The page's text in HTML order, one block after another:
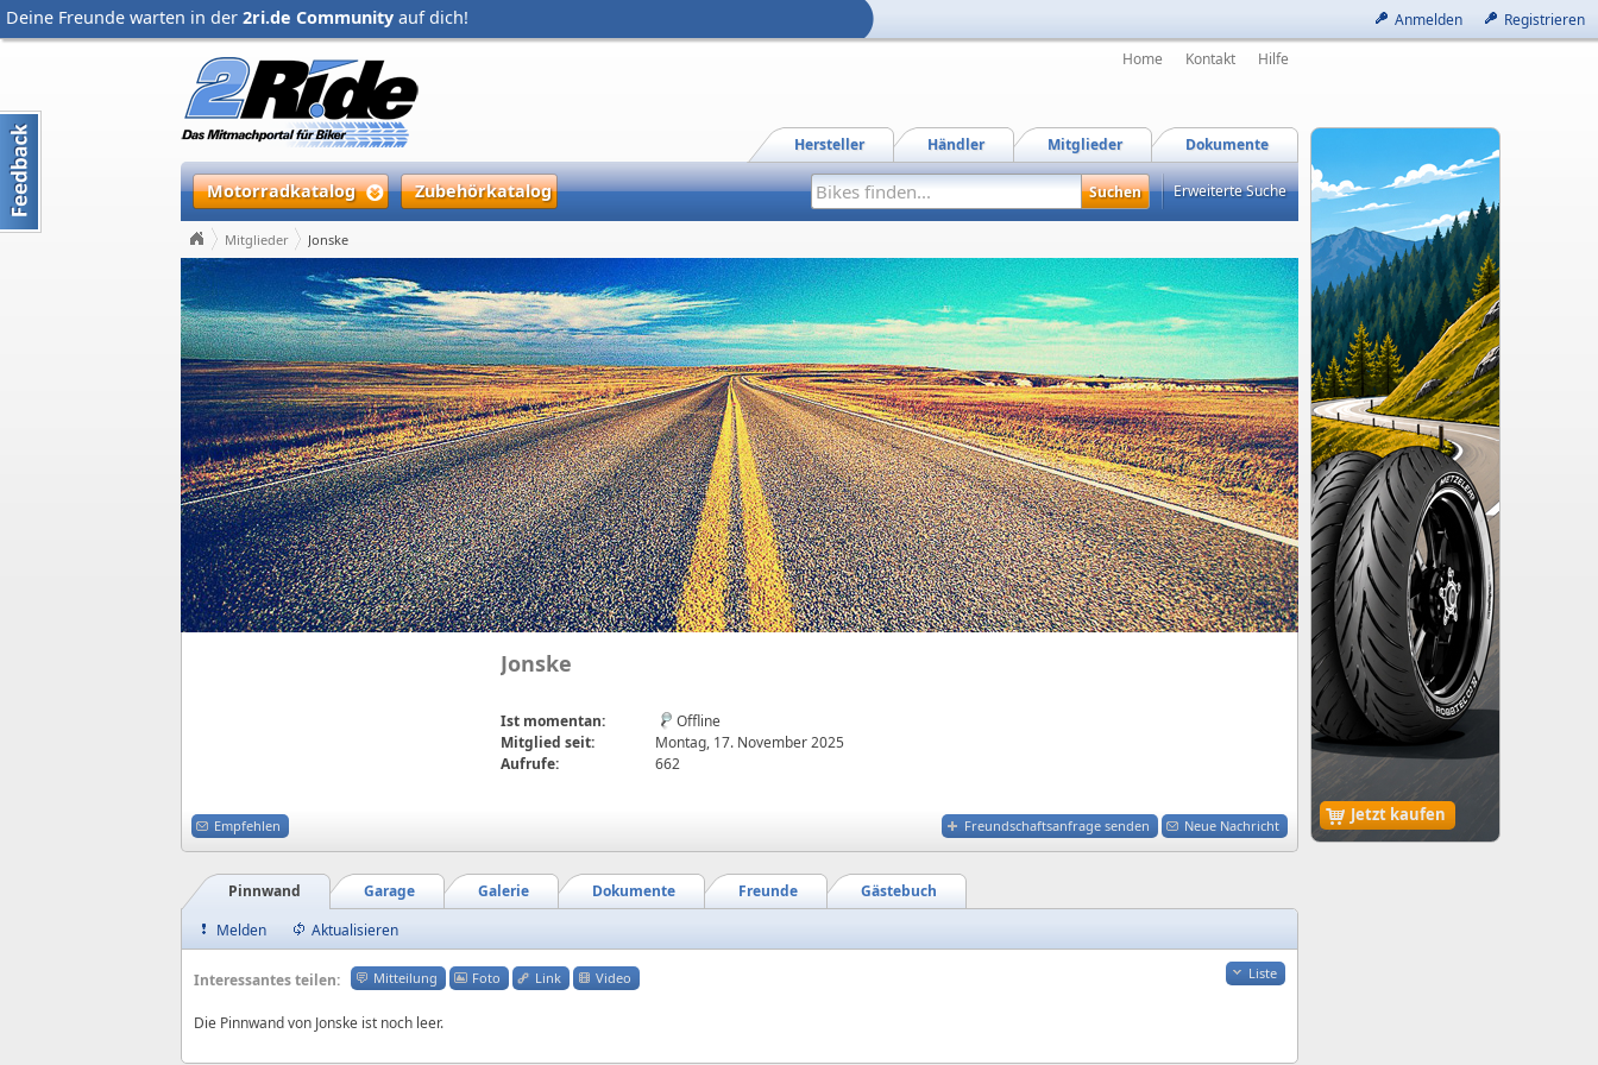
Anmelden Registrieren
Deine Freunde warten in der 2ri.de Community auf dich!
Jetzt kaufen
Home Kontakt Hilfe
Dokumente
Mitglieder
Händler
Hersteller
Motorradkatalog Zubehörkatalog Erweiterte Suche
Mitglieder Jonske
Jonske
Ist momentan:
Offline
Mitglied seit:
Montag, 17. November 2025
Aufrufe:
662
Freundschaftsanfrage senden Neue Nachricht
Empfehlen
Gästebuch
Freunde
Dokumente
Galerie
Garage
Pinnwand
Melden
Aktualisieren
Liste
Interessantes teilen: Mitteilung Foto Link Video
Die Pinnwand von Jonske ist noch leer.